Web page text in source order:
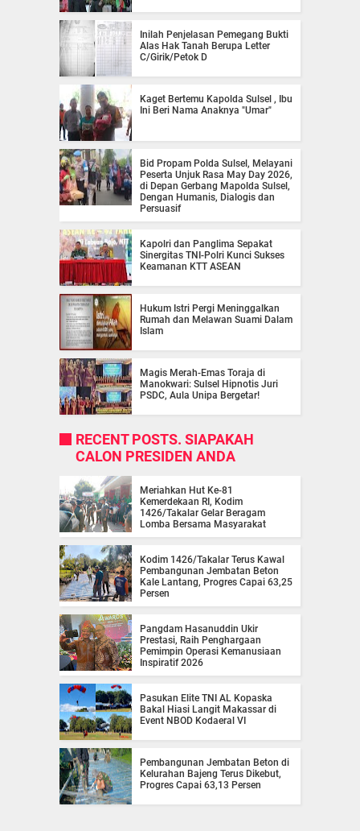
Inilah Penjelasan Pemegang Bukti
Alas Hak Tanah Berupa Letter
C/Girik/Petok D
Kaget Bertemu Kapolda Sulsel , Ibu
Ini Beri Nama Anaknya "Umar"
Bid Propam Polda Sulsel, Melayani
Peserta Unjuk Rasa May Day 2026,
di Depan Gerbang Mapolda Sulsel,
Dengan Humanis, Dialogis dan
Persuasif
Kapolri dan Panglima Sepakat
Sinergitas TNI-Polri Kunci Sukses
Keamanan KTT ASEAN
Hukum Istri Pergi Meninggalkan
Rumah dan Melawan Suami Dalam
Islam
Magis Merah-Emas Toraja di
Manokwari: Sulsel Hipnotis Juri
PSDC, Aula Unipa Bergetar!
RECENT POSTS. SIAPAKAH
CALON PRESIDEN ANDA
Meriahkan Hut Ke-81
Kemerdekaan RI, Kodim
1426/Takalar Gelar Beragam
Lomba Bersama Masyarakat
Kodim 1426/Takalar Terus Kawal
Pembangunan Jembatan Beton
Kale Lantang, Progres Capai 63,25
Persen
Pangdam Hasanuddin Ukir
Prestasi, Raih Penghargaan
Pemimpin Operasi Kemanusiaan
Inspiratif 2026
Pasukan Elite TNI AL Kopaska
Bakal Hiasi Langit Makassar di
Event NBOD Kodaeral VI
Pembangunan Jembatan Beton di
Kelurahan Bajeng Terus Dikebut,
Progres Capai 63,13 Persen